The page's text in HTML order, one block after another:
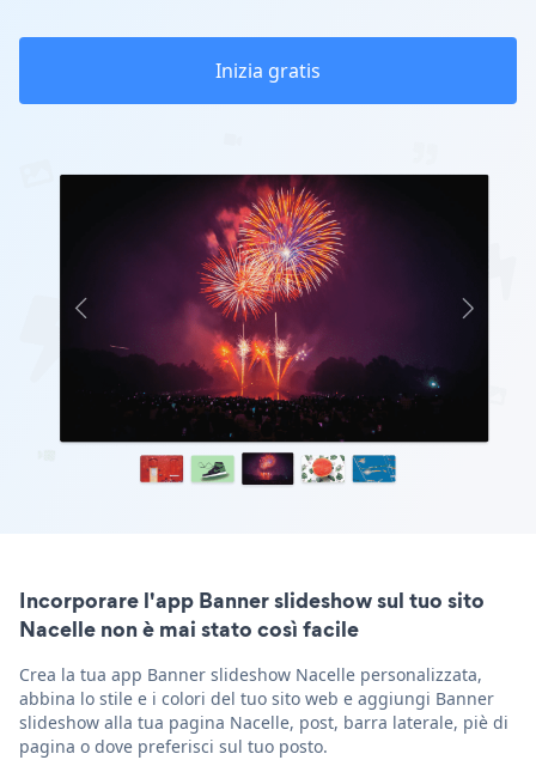
Inizia gratis
Incorporare l'app Banner slideshow sul tuo sito
Nacelle non è mai stato così facile
Crea la tua app Banner slideshow Nacelle personalizzata,
abbina lo stile e i colori del tuo sito web e aggiungi Banner
slideshow alla tua pagina Nacelle, post, barra laterale, piè di
pagina o dove preferisci sul tuo posto.